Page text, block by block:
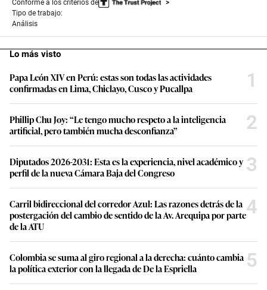
Conforme a los criterios de
Tipo de trabajo:
Análisis
Lo más visto
Papa León XIV en Perú: estas son todas las actividades
confirmadas en Lima, Chiclayo, Cusco y Pucallpa
1
Phillip Chu Joy: “Le tengo mucho respeto a la inteligencia
artificial, pero también mucha desconfianza”
2
Diputados 2026-2031: Esta es la experiencia, nivel académico y
perfil de la nueva Cámara Baja del Congreso
3
Carril bidireccional del corredor Azul: Las razones detrás de la
postergación del cambio de sentido de la Av. Arequipa por parte
de la ATU
4
Colombia se suma al giro regional a la derecha: cuánto cambia
la política exterior con la llegada de De la Espriella
5